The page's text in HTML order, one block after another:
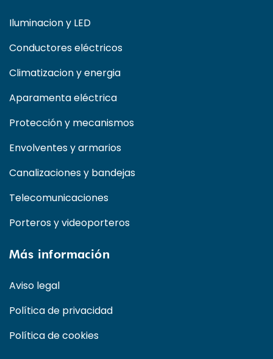
Iluminacion y LED
Conductores eléctricos
Climatizacion y energia
Aparamenta eléctrica
Protección y mecanismos
Envolventes y armarios
Canalizaciones y bandejas
Telecomunicaciones
Porteros y videoporteros
Más información
Aviso legal
Política de privacidad
Política de cookies